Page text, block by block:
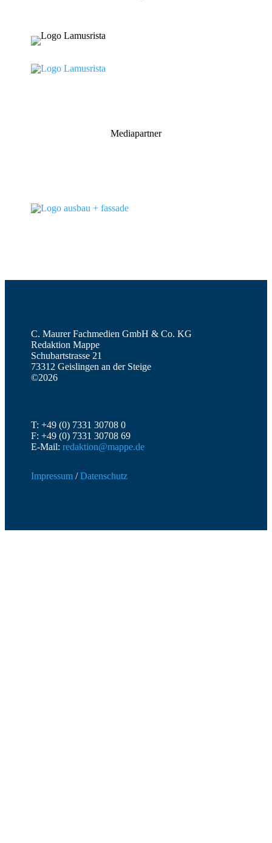
Mediapartner
C. Maurer Fachmedien GmbH & Co. KG
Redaktion Mappe
Schubartstrasse 21
73312 Geislingen an der Steige
©2026
T: +49 (0) 7331 30708 0
F: +49 (0) 7331 30708 69
E-Mail:redaktion@mappe.de
Impressum /Datenschutz